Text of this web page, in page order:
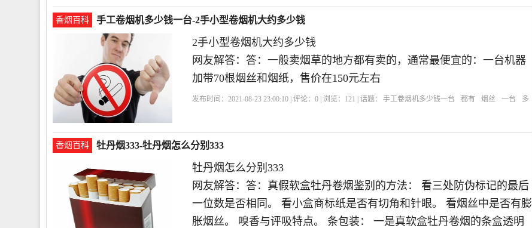
丝
一台
香烟百科 手工卷烟机多少钱一台-2手小型卷烟机大约多少钱
2手小型卷烟机大约多少钱
网友解答：答：一般卖烟草的地方都有卖的，通常最便宜的：一台机器
加带70根烟丝和烟纸，售价在150元左右
发布时间：2021-08-23 23:00:10 | 评论：0 | 浏览： 121 | 话题： 手工卷烟机多少钱一台 都有 烟丝 一台
多
香烟百科 牡丹烟333-牡丹烟怎么分别333
牡丹烟怎么分别333
网友解答：答：真假软盒牡丹卷烟鉴别的方法： 看三处防伪标记的最后
一位数是否相同。 看小盒商标纸是否有切角和针眼。 看烟丝中是否有膨
胀烟丝。 嗅香与评吸特点。 条包装： 一是真软盒牡丹卷烟的条盒透明